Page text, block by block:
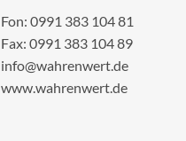
Fon: 0991 383 104 81
Fax: 0991 383 104 89
info@wahrenwert.de
www.wahrenwert.de